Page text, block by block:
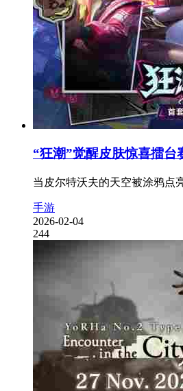
“狂潮”觉醒皮肤惊喜擂台
当皮尔特沃夫的天空被涂鸦点
手游
2026-02-04
244